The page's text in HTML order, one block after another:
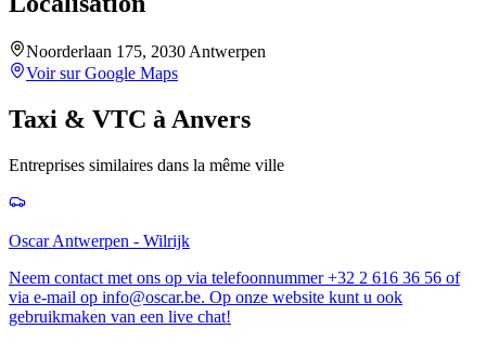
Noorderlaan 175, 2030 Antwerpen
Voir sur Google Maps
Taxi & VTC àAnvers
Entreprises similaires dans la même ville
Oscar Antwerpen - Wilrijk
Neem contact met ons op via telefoonnummer +32 2 616 36 56 of
via e-mail op info@oscar.be. Op onze website kunt u ook
gebruikmaken van een live chat!